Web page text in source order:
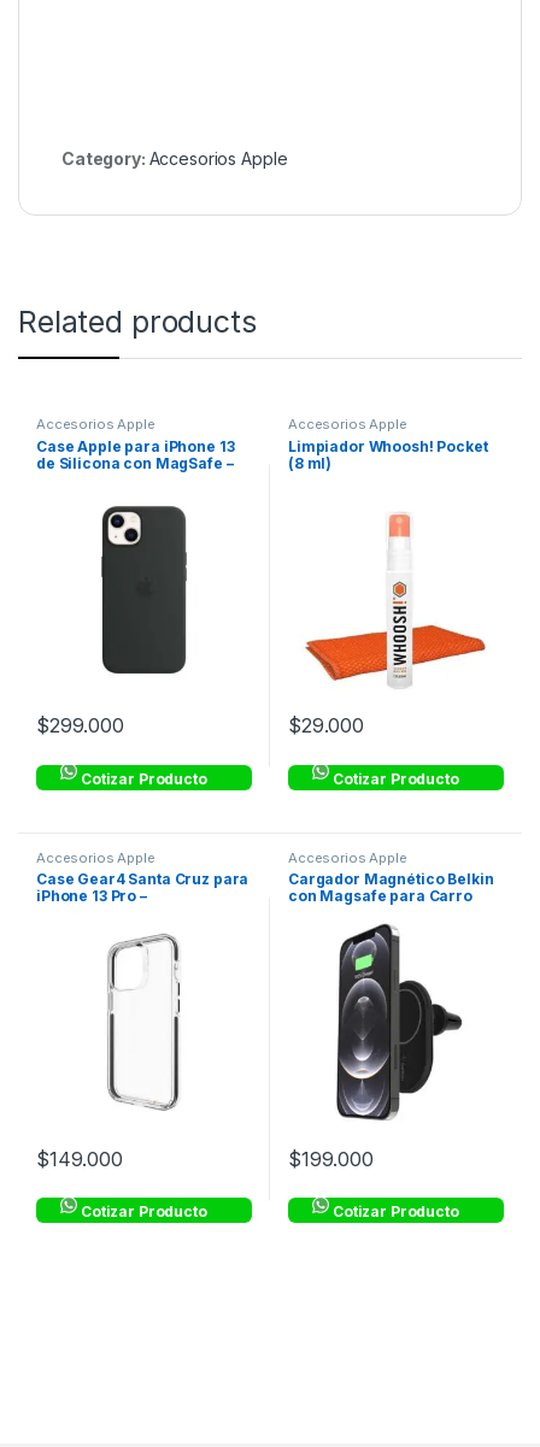
Category: Accesorios Apple
Related products
Accesorios Apple
Case Apple para iPhone 13
de Silicona con MagSafe –
$299.000
Cotizar Producto
Accesorios Apple
Limpiador Whoosh! Pocket
(8 ml)
$29.000
Cotizar Producto
Accesorios Apple
Case Gear4 Santa Cruz para
iPhone 13 Pro –
$149.000
Cotizar Producto
Accesorios Apple
Cargador Magnético Belkin
con Magsafe para Carro
$199.000
Cotizar Producto